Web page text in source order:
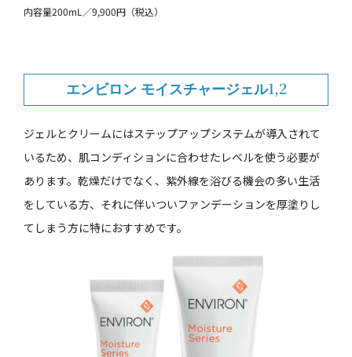
内容量200mL／9,900円（税込）
エンビロン モイスチャージェル1,2
ジェルとクリームにはステップアップシステムが導入されて
いるため、肌コンディションに合わせたレベルを使う必要が
あります。乾燥だけでなく、紫外線を浴びる機会の多い生活
をしている方、それに伴いついファンデーションを厚塗りし
てしまう方に特におすすめです。